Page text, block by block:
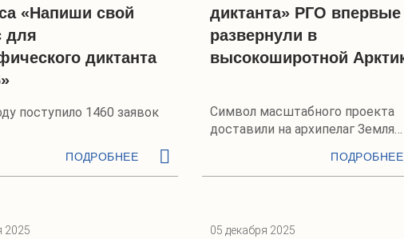
«Напиши свой
для
диктанта
поступило 1460 заявок
ПОДРОБНЕЕ
диктанта» РГО впервые
развернули в
высокоширотной
Символ масштабного проекта
доставили на архипелаг Земля
ПОДРОБНЕЕ
2025 05 декабря 2025